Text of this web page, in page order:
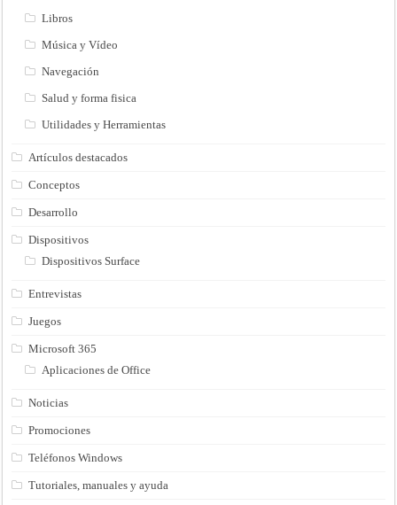
Libros
Música y Vídeo
Navegación
Salud y forma fisica
Utilidades y Herramientas
Artículos destacados
Conceptos
Desarrollo
Dispositivos
Dispositivos Surface
Entrevistas
Juegos
Microsoft 365
Aplicaciones de Office
Noticias
Promociones
Teléfonos Windows
Tutoriales, manuales y ayuda